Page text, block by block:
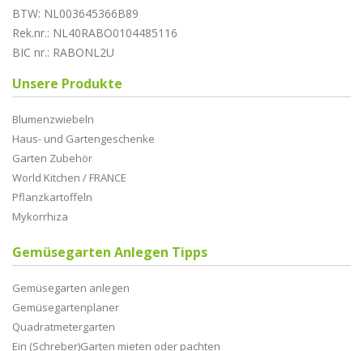
BTW: NL003645366B89
Rek.nr.: NL40RABO0104485116
BIC nr.: RABONL2U
Unsere Produkte
Blumenzwiebeln
Haus- und Gartengeschenke
Garten Zubehör
World Kitchen / FRANCE
Pflanzkartoffeln
Mykorrhiza
Gemüsegarten Anlegen Tipps
Gemüsegarten anlegen
Gemüsegartenplaner
Quadratmetergarten
Ein (Schreber)Garten mieten oder pachten